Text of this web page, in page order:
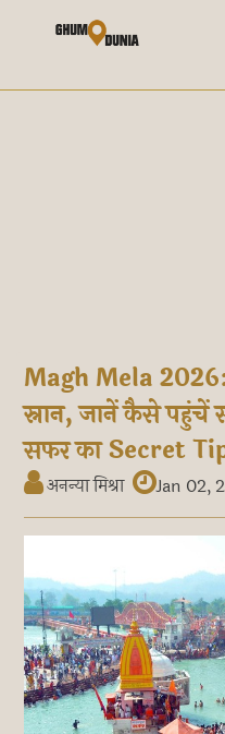
Magh Mela 2026:
स्नान, जानें कैसे
सफर का Secret
अनन्या मिश्रा Jan 02,